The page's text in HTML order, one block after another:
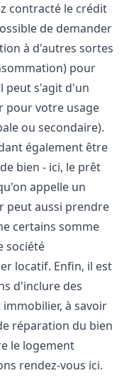
contracté le crédit
de demander
à d'autres sortes
pour
peut s'agit d'un
pour votre usage
ou secondaire).
également être
bien - ici, le prêt
appelle un
peut aussi prendre
certains somme
société
locatif. Enfin, il est
d'inclure des
à savoir
réparation du bien
le logement
rendez-vous ici.